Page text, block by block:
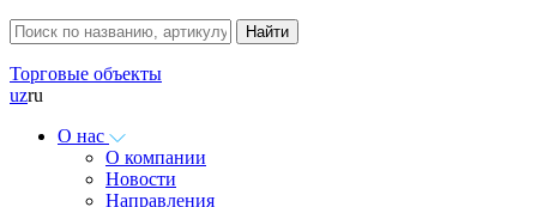
Торговые объекты
uzru
О нас
О компании
Новости
Направления